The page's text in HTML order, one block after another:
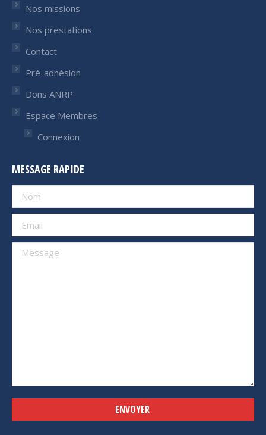
Nos missions
Nos prestations
Contact
Pré-adhésion
Dons ANRP
Espace Membres
Connexion
MESSAGE RAPIDE